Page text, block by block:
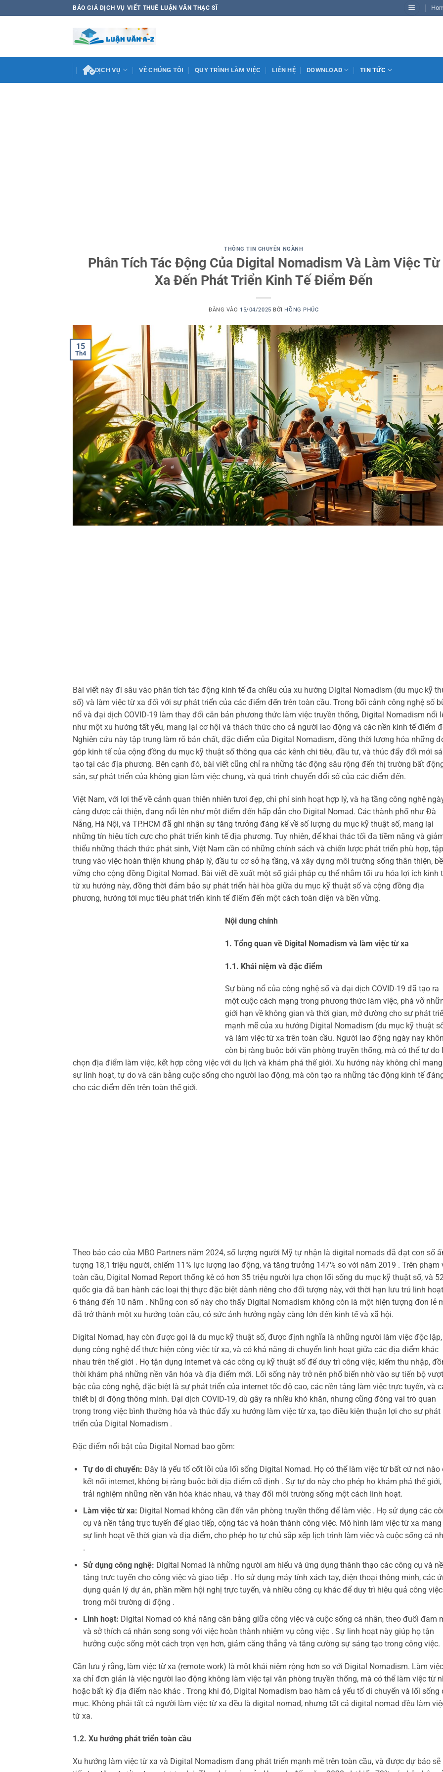
qua
BÁO GIÁ DỊCH VỤ VIẾT THUÊ LUẬN VĂN THẠC SĨ
DỊCH VỤ VỀ CHÚNG TÔI QUY TRÌNH LÀM VIỆC LIÊN HỆ DOWNLOAD TIN TỨC
THÔNG TIN CHUYÊN NGÀNH
Phân Tích Tác Động Của Digital Nomadism Và Làm Việc Từ
Xa Đến Phát Triển Kinh Tế Điểm Đến
ĐĂNG VÀO 15/04/2025 BỞI HỒNG PHÚC
15
Th4
Bài viết này đi sâu vào phân tích tác động kinh tế đa chiều của xu hướng Digital Nomadism (du mục kỹ
số) và làm việc từ xa đối với sự phát triển của các điểm đến trên toàn cầu. Trong bối cảnh công nghệ số
nổ và đại dịch COVID-19 làm thay đổi căn bản phương thức làm việc truyền thống, Digital Nomadism nổi
như một xu hướng tất yếu, mang lại cơ hội và thách thức cho cả người lao động và các nền kinh tế điểm
Nghiên cứu này tập trung làm rõ bản chất, đặc điểm của Digital Nomadism, đồng thời lượng hóa những
góp kinh tế của cộng đồng du mục kỹ thuật số thông qua các kênh chi tiêu, đầu tư, và thúc đẩy đổi mới
tạo tại các địa phương. Bên cạnh đó, bài viết cũng chỉ ra những tác động sâu rộng đến thị trường bất
sản, sự phát triển của không gian làm việc chung, và quá trình chuyển đổi số của các điểm đến.
Việt Nam, với lợi thế về cảnh quan thiên nhiên tươi đẹp, chi phí sinh hoạt hợp lý, và hạ tầng công nghệ
càng được cải thiện, đang nổi lên như một điểm đến hấp dẫn cho Digital Nomad. Các thành phố như Đà
Nẵng, Hà Nội, và TP.HCM đã ghi nhận sự tăng trưởng đáng kể về số lượng du mục kỹ thuật số, mang lại
những tín hiệu tích cực cho phát triển kinh tế địa phương. Tuy nhiên, để khai thác tối đa tiềm năng và
thiểu những thách thức phát sinh, Việt Nam cần có những chính sách và chiến lược phát triển phù hợp, tập
trung vào việc hoàn thiện khung pháp lý, đầu tư cơ sở hạ tầng, và xây dựng môi trường sống thân thiện,
vững cho cộng đồng Digital Nomad. Bài viết đề xuất một số giải pháp cụ thể nhằm tối ưu hóa lợi ích kinh
từ xu hướng này, đồng thời đảm bảo sự phát triển hài hòa giữa du mục kỹ thuật số và cộng đồng địa
phương, hướng tới mục tiêu phát triển kinh tế điểm đến một cách toàn diện và bền vững.
Nội dung chính
1. Tổng quan về Digital Nomadism và làm việc từ xa
1.1. Khái niệm và đặc điểm
Sự bùng nổ của công nghệ số và đại dịch COVID-19 đã tạo ra
một cuộc cách mạng trong phương thức làm việc, phá vỡ
giới hạn về không gian và thời gian, mở đường cho sự phát
mạnh mẽ của xu hướng Digital Nomadism (du mục kỹ thuật
và làm việc từ xa trên toàn cầu. Người lao động ngày nay
còn bị ràng buộc bởi văn phòng truyền thống, mà có thể tự do
chọn địa điểm làm việc, kết hợp công việc với du lịch và khám phá thế giới. Xu hướng này không chỉ
sự linh hoạt, tự do và cân bằng cuộc sống cho người lao động, mà còn tạo ra những tác động kinh tế
cho các điểm đến trên toàn thế giới.
Theo báo cáo của MBO Partners năm 2024, số lượng người Mỹ tự nhận là digital nomads đã đạt con số
tượng 18,1 triệu người, chiếm 11% lực lượng lao động, và tăng trưởng 147% so với năm 2019 . Trên phạm
toàn cầu, Digital Nomad Report thống kê có hơn 35 triệu người lựa chọn lối sống du mục kỹ thuật số, và
quốc gia đã ban hành các loại thị thực đặc biệt dành riêng cho đối tượng này, với thời hạn lưu trú linh
6 tháng đến 10 năm . Những con số này cho thấy Digital Nomadism không còn là một hiện tượng đơn lẻ
đã trở thành một xu hướng toàn cầu, có sức ảnh hưởng ngày càng lớn đến kinh tế và xã hội.
Digital Nomad, hay còn được gọi là du mục kỹ thuật số, được định nghĩa là những người làm việc độc
dụng công nghệ để thực hiện công việc từ xa, và có khả năng di chuyển linh hoạt giữa các địa điểm khác
nhau trên thế giới . Họ tận dụng internet và các công cụ kỹ thuật số để duy trì công việc, kiếm thu nhập,
thời khám phá những nền văn hóa và địa điểm mới. Lối sống này trở nên phổ biến nhờ vào sự tiến bộ vượt
bậc của công nghệ, đặc biệt là sự phát triển của internet tốc độ cao, các nền tảng làm việc trực tuyến, và
thiết bị di động thông minh. Đại dịch COVID-19, dù gây ra nhiều khó khăn, nhưng cũng đóng vai trò quan
trọng trong việc bình thường hóa và thúc đẩy xu hướng làm việc từ xa, tạo điều kiện thuận lợi cho sự phát
triển của Digital Nomadism .
Đặc điểm nổi bật của Digital Nomad bao gồm:
Tự do di chuyển: Đây là yếu tố cốt lõi của lối sống Digital Nomad. Họ có thể làm việc từ bất cứ nơi nào
kết nối internet, không bị ràng buộc bởi địa điểm cố định . Sự tự do này cho phép họ khám phá thế giới,
trải nghiệm những nền văn hóa khác nhau, và thay đổi môi trường sống một cách linh hoạt.
Làm việc từ xa: Digital Nomad không cần đến văn phòng truyền thống để làm việc . Họ sử dụng các
cụ và nền tảng trực tuyến để giao tiếp, cộng tác và hoàn thành công việc. Mô hình làm việc từ xa mang
sự linh hoạt về thời gian và địa điểm, cho phép họ tự chủ sắp xếp lịch trình làm việc và cuộc sống cá
.
Sử dụng công nghệ: Digital Nomad là những người am hiểu và ứng dụng thành thạo các công cụ và
tảng trực tuyến cho công việc và giao tiếp . Họ sử dụng máy tính xách tay, điện thoại thông minh, các
dụng quản lý dự án, phần mềm hội nghị trực tuyến, và nhiều công cụ khác để duy trì hiệu quả công việc
trong môi trường di động .
Linh hoạt: Digital Nomad có khả năng cân bằng giữa công việc và cuộc sống cá nhân, theo đuổi đam
và sở thích cá nhân song song với việc hoàn thành nhiệm vụ công việc . Sự linh hoạt này giúp họ tận
hưởng cuộc sống một cách trọn vẹn hơn, giảm căng thẳng và tăng cường sự sáng tạo trong công việc.
Cần lưu ý rằng, làm việc từ xa (remote work) là một khái niệm rộng hơn so với Digital Nomadism. Làm
xa chỉ đơn giản là việc người lao động không làm việc tại văn phòng truyền thống, mà có thể làm việc từ
hoặc bất kỳ địa điểm nào khác . Trong khi đó, Digital Nomadism bao hàm cả yếu tố di chuyển và lối sống
mục. Không phải tất cả người làm việc từ xa đều là digital nomad, nhưng tất cả digital nomad đều làm
từ xa.
1.2. Xu hướng phát triển toàn cầu
Xu hướng làm việc từ xa và Digital Nomadism đang phát triển mạnh mẽ trên toàn cầu, và được dự báo sẽ
Dịch vụ viết
thạc sĩ